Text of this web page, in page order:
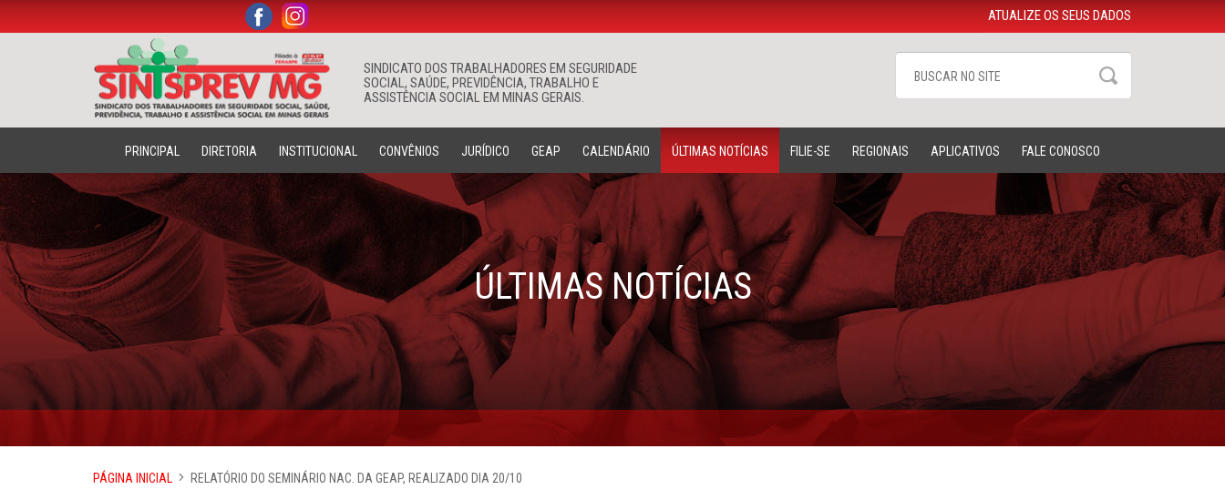
SINDICATO DOS TRABALHADORES EM SEGURIDADE
SOCIAL, SAÚDE, PREVIDÊNCIA, TRABALHO E
ASSISTÊNCIA SOCIAL EM MINAS GERAIS.
Buscar
. . ATUALIZE OS SEUS DADOS
PRINCIPAL DIRETORIA INSTITUCIONAL CONVÊNIOS JURÍDICO GEAP CALENDÁRIO ÚLTIMAS NOTÍCIAS FILIE-SE REGIONAIS APLICATIVOS FALE CONOSCO
ÚLTIMAS NOTÍCIAS
PÁGINA INICIAL RELATÓRIO DO SEMINÁRIO NAC. DA GEAP, REALIZADO DIA 20/10